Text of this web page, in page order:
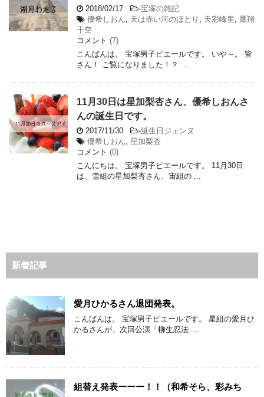
2018/02/17 -宝塚の雑記
優希しおん, 天は赤い河のほとり , 天彩峰里 , 鷹翔
千空
コメント (7)
こんばんは。 宝塚男子ピエールです。 いや～。 皆
さん！ ご覧になりました！？ ...
11月30日は星加梨杏さん、優希しおんさ
んの誕生日です。
2017/11/30 -誕生日ジェンヌ
優希しおん, 星加梨杏
コメント (0)
こんにちは。 宝塚男子ピエールです。 11月30日
は、雪組の星加梨杏さん、宙組の ...
新着記事
愛月ひかるさん退団発表。
こんばんは。 宝塚男子ピエールです。 星組の愛月ひ
かるさんが、次回公演「柳生忍法 ...
組替え発表ーーー！！（和希そら、彩みち